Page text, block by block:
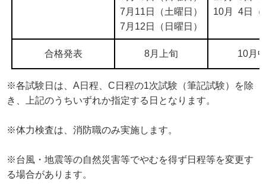
7月11日（土曜日）
7月12日（日曜日）
10月 4日（
合格発表 8月上旬 10月
※各試験日は、A日程、C日程の1次試験（筆記試験）を除
き、上記のうちいずれか指定する日となります。
※体力検査は、消防職のみ実施します。
※台風・地震等の自然災害等でやむを得ず日程等を変更す
る場合があります。